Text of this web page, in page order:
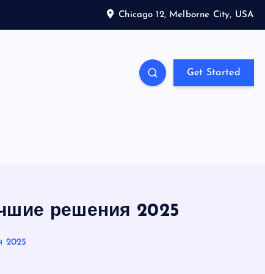
Chicago 12, Melborne City, USA
Get Started
решения 2025
2025